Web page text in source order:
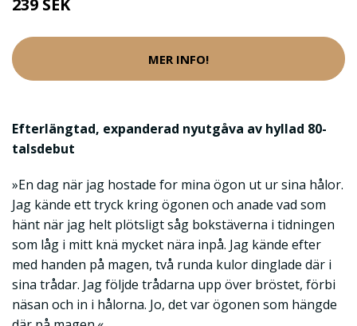
239 SEK
MER INFO!
Efterlängtad, expanderad nyutgåva av hyllad 80-
talsdebut
»En dag när jag hostade for mina ögon ut ur sina hålor.
Jag kände ett tryck kring ögonen och anade vad som
hänt när jag helt plötsligt såg bokstäverna i tidningen
som låg i mitt knä mycket nära inpå. Jag kände efter
med handen på magen, två runda kulor dinglade där i
sina trådar. Jag följde trådarna upp över bröstet, förbi
näsan och in i hålorna. Jo, det var ögonen som hängde